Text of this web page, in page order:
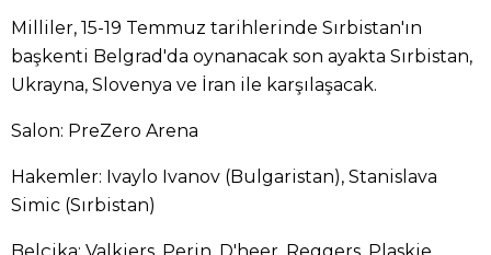
Milliler, 15-19 Temmuz tarihlerinde Sırbistan'ın
başkenti Belgrad'da oynanacak son ayakta Sırbistan,
Ukrayna, Slovenya ve İran ile karşılaşacak.
Salon: PreZero Arena
Hakemler: Ivaylo Ivanov (Bulgaristan), Stanislava
Simic (Sırbistan)
Belçika: Valkiers, Perin, D'heer, Reggers, Plaskie,